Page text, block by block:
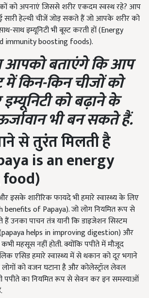
को अपनाएं जिससे शरीर एकदम स्वस्थ रहे? आप
सारी हेल्थी चीजें जोड़ सकते हैं जो आपके शरीर को
साथ इम्यूनिटी भी बूस्ट करती हों (Energy
immunity boosting foods).
बताएंगे कि आप
में किन-किन चीजों को
को बढ़ाने के
भी बन सकते हैं.
से तुरंत मिलती है
is an energy
इसके शारीरिक फायदे भी हमारे स्वास्थ्य के लिए
benefits of Papaya). जो लोग नियमित रूप से
उनका पाचन तंत्र यानी कि डाइजेशन सिस्टम
helps in improving digestion) और
महसूस नहीं होती. क्योंकि पपीते में मौजूद
एसिड हमारे स्वास्थ्य में से थकान को दूर भगाने
को वजन घटाना है और कोलेस्ट्रॉल लेवल
पपीते का नियमित रूप से सेवन कर इन समस्याओं